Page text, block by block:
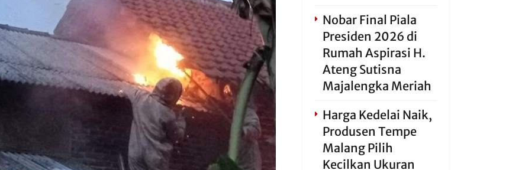
Nobar Final Piala
Presiden 2026 di
Rumah Aspirasi H.
Ateng Sutisna
Majalengka Meriah
Harga Kedelai Naik,
Produsen Tempe
Malang Pilih
Kecilkan Ukuran